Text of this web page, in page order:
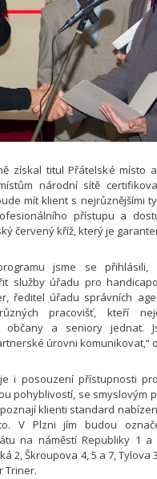
získal titul Přátelské místo
národní sítě
mít klient s nejrůznějšími
přístupu a
červený kříž, který je
jsme se přihlásili,
služby úřadu pro
ředitel úřadu správních
pracovišť, kteří
občany a seniory jednat.
úrovni komunikovat,“
i posouzení přístupnosti
pohyblivostí, se smyslovým
klienti standard
V Plzni jím budou
na náměstí Republiky 1 a
2, Škroupova 4, 5 a 7, Tylova
Triner.